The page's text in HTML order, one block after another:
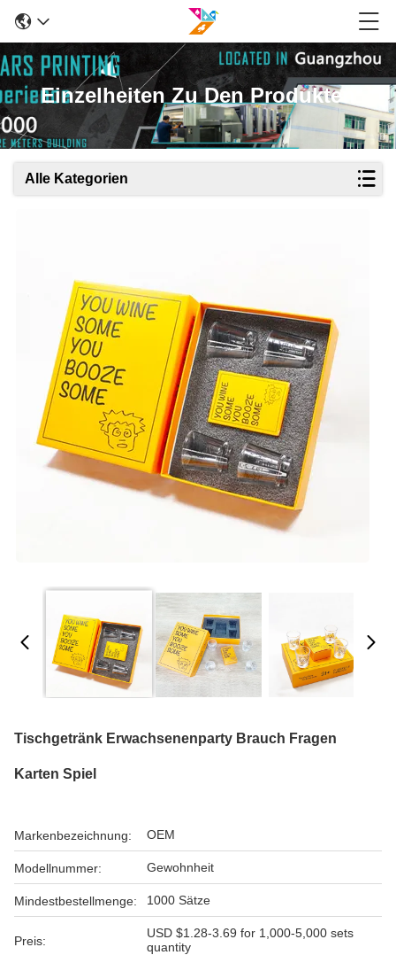
Einzelheiten Zu Den Produkten
Alle Kategorien
Tischgetränk Erwachsenenparty Brauch Fragen
Karten Spiel
Markenbezeichnung: OEM
Modellnummer: Gewohnheit
Mindestbestellmenge: 1000 Sätze
Preis:
USD $1.28-3.69 for 1,000-5,000 sets
quantity